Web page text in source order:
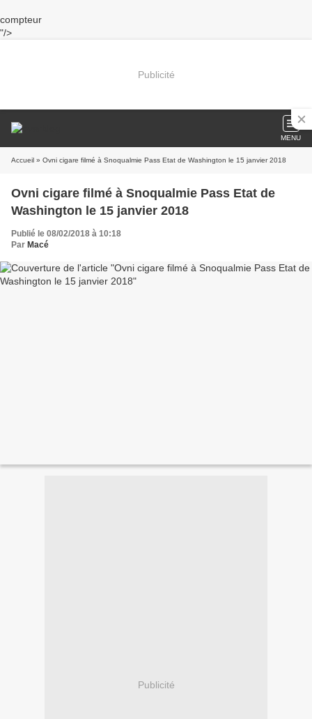
compteur
"/>
Publicité
MENU
Accueil » Ovni cigare filmé à Snoqualmie Pass Etat de Washington le 15 janvier 2018
Ovni cigare filmé à Snoqualmie Pass Etat de
Washington le 15 janvier 2018
Publié le 08/02/2018 à 10:18
Par Macé
Publicité